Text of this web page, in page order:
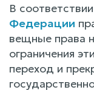
В
Федерации
вещные права
ограничения
переход и